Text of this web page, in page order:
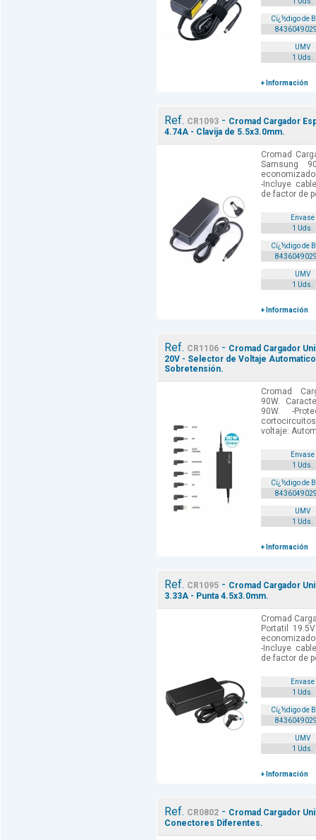
Cï¿½digo de
UMV
1 Uds.
+ Información
Ref. CR1093 - Cromad Cargador
4.74A - Clavija de 5.5x3.0mm.
Cromad
Samsung
-Incluye
de factor de
Envase
1 Uds.
Cï¿½digo de
UMV
1 Uds.
+ Información
Ref. CR1106 - Cromad Cargador
20V - Selector de Voltaje
Sobretensión.
Cromad
90W.
90W. -
voltaje:
Envase
1 Uds.
Cï¿½digo de
UMV
1 Uds.
+ Información
Ref. CR1095 - Cromad Cargador
3.33A - Punta 4.5x3.0mm.
Cromad
Portatil
-Incluye
de factor de
Envase
1 Uds.
Cï¿½digo de
UMV
1 Uds.
+ Información
Ref. CR0802 - Cromad Cargador
Conectores Diferentes.